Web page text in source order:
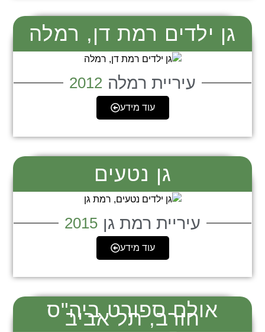
גן ילדים רמת דן, רמלה
עיריית רמלה 2012
עוד מידע
גן נטעים
עיריית רמת גן 2015
עוד מידע
אולם ספורט ביה"ס
חורב, תל אביב